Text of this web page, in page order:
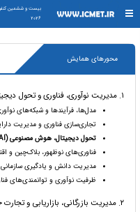
2026
محورهای همایش
۱. مدیریت نوآوری، فناوری و تحول دیجیتال
مدل‌ها، فرآیندها و شبکه‌های
تجاری‌سازی فناوری و مدیریت
تحول دیجیتال، هوش مصنوعی (AI) و اینترنت اشیا (IoT) در مدیریت
فناوری‌های نوظهور، بلاک‌چین و
مدیریت دانش و یادگیری
ظرفیت نوآوری و توانمندی‌های
۲. مدیریت بازرگانی، بازاریابی و تجارت جهانی